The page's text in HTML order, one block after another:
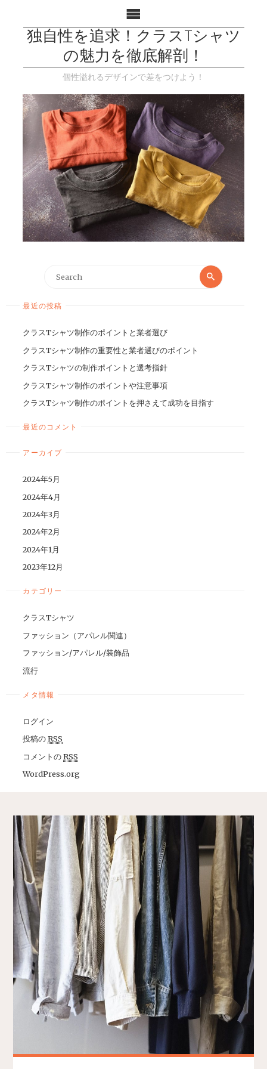
独自性を追求！クラスTシャツ
の魅力を徹底解剖！
個性溢れるデザインで差をつけよう！
最近の投稿
クラスTシャツ制作のポイントと業者選び
クラスTシャツ制作の重要性と業者選びのポイント
クラスTシャツの制作ポイントと選考指針
クラスTシャツ制作のポイントや注意事項
クラスTシャツ制作のポイントを押さえて成功を目指す
最近のコメント
アーカイブ
2024年5月
2024年4月
2024年3月
2024年2月
2024年1月
2023年12月
カテゴリー
クラスTシャツ
ファッション（アパレル関連）
ファッション/アパレル/装飾品
流行
メタ情報
ログイン
投稿のRSS
コメントのRSS
WordPress.org